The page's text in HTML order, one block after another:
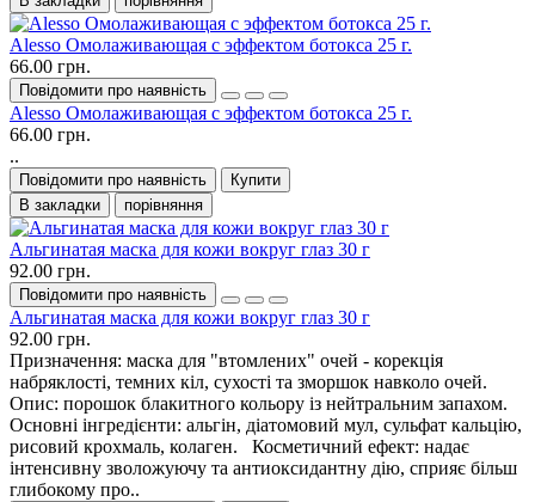
Alesso Омолаживающая с эффектом ботокса 25 г.
66.00 грн.
Повідомити про наявність
Alesso Омолаживающая с эффектом ботокса 25 г.
66.00 грн.
..
Повідомити про наявність
Купити
В закладки
порівняння
Альгинатая маска для кожи вокруг глаз 30 г
92.00 грн.
Повідомити про наявність
Альгинатая маска для кожи вокруг глаз 30 г
92.00 грн.
Призначення: маска для "втомлених" очей - корекція
набряклості, темних кіл, сухості та зморшок навколо очей.
Опис: порошок блакитного кольору із нейтральним запахом.
Основні інгредієнти: альгін, діатомовий мул, сульфат кальцію,
рисовий крохмаль, колаген. Косметичний ефект: надає
інтенсивну зволожуючу та антиоксидантну дію, сприяє більш
глибокому про..